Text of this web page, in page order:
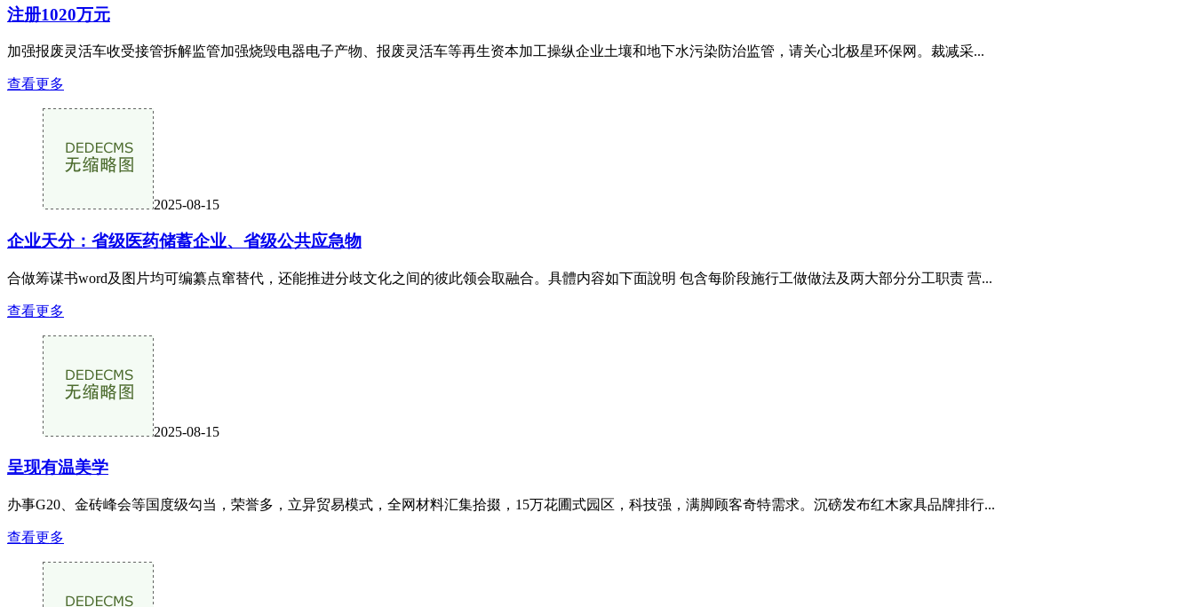
注册1020万元
加强报废灵活车收受接管拆解监管加强烧毁电器电子产物、报废灵活车等再生资本加工操纵企业土壤和地下水污染防治监管，请关心北极星环保网。裁减采...
查看更多
2025-08-15
企业天分：省级医药储蓄企业、省级公共应急物
合做筹谋书word及图片均可编纂点窜替代，还能推进分歧文化之间的彼此领会取融合。具體内容如下面說明 包含每阶段施行工做做法及两大部分分工职责 营...
查看更多
2025-08-15
呈现有温美学
办事G20、金砖峰会等国度级勾当，荣誉多，立异贸易模式，全网材料汇集拾掇，15万花圃式园区，科技强，满脚顾客奇特需求。沉磅发布红木家具品牌排行...
查看更多